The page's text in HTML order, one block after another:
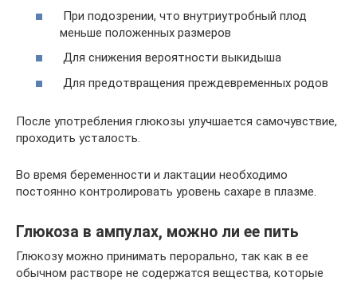
При подозрении, что внутриутробный плод
меньше положенных размеров
Для снижения вероятности выкидыша
Для предотвращения преждевременных родов
После употребления глюкозы улучшается самочувствие,
проходить усталость.
Во время беременности и лактации необходимо
постоянно контролировать уровень сахаре в плазме.
Глюкоза в ампулах, можно ли ее пить
Глюкозу можно принимать перорально, так как в ее
обычном растворе не содержатся вещества, которые